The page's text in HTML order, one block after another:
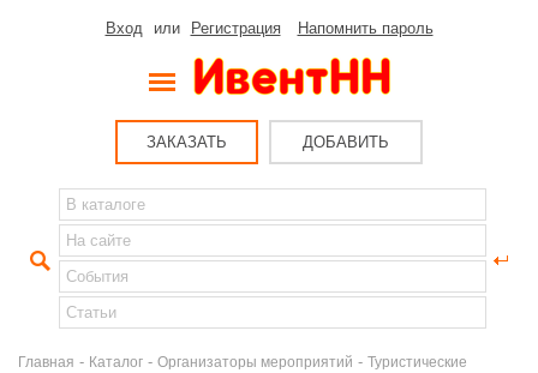
Вход или Регистрация Напомнить пароль
ЗАКАЗАТЬ ДОБАВИТЬ
Главная - Каталог - Организаторы мероприятий - Туристические